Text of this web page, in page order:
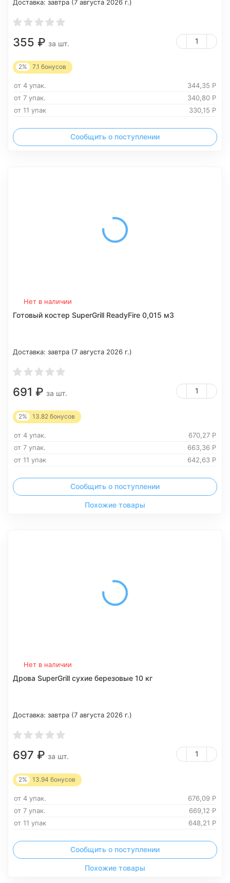
Доставка: завтра (7 августа 2026 г.)
355 ₽ за шт.
2% 7.1 бонусов
от 4 упак. 344,35 Р
от 7 упак.
340,80 Р
от 11 упак
330,15 Р
Сообщить о поступлении
Нет в наличии
Готовый костер SuperGrill ReadyFire 0,015 м3
Доставка: завтра (7 августа 2026 г.)
691 ₽ за шт.
2% 13.82 бонусов
от 4 упак. 670,27 Р
от 7 упак.
663,36 Р
от 11 упак
642,63 Р
Сообщить о поступлении
Похожие товары
Нет в наличии
Дрова SuperGrill сухие березовые 10 кг
Доставка: завтра (7 августа 2026 г.)
697 ₽ за шт.
2% 13.94 бонусов
от 4 упак. 676,09 Р
от 7 упак.
669,12 Р
от 11 упак
648,21 Р
Сообщить о поступлении
Похожие товары